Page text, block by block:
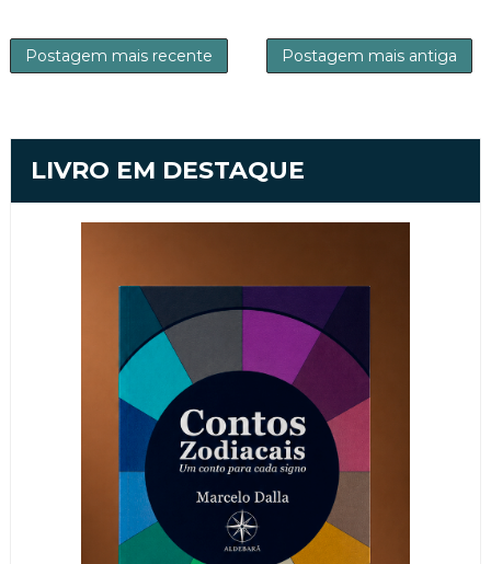
Postagem mais recente Postagem mais antiga
LIVRO EM DESTAQUE